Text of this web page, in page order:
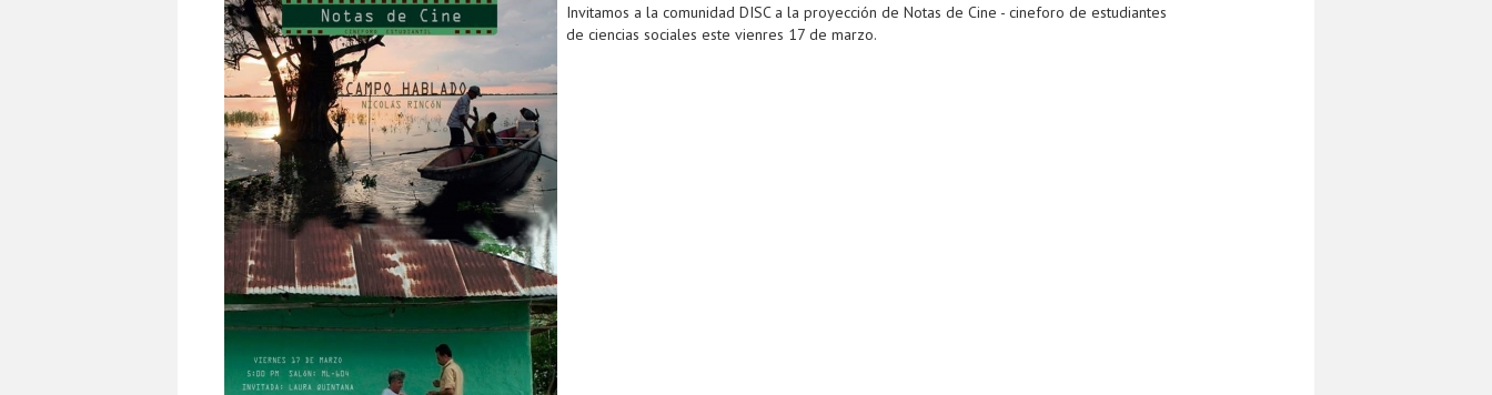
Invitamos a la comunidad DISC a la proyección de Notas de Cine - cineforo de estudiantes
de ciencias sociales este vienres 17 de marzo.